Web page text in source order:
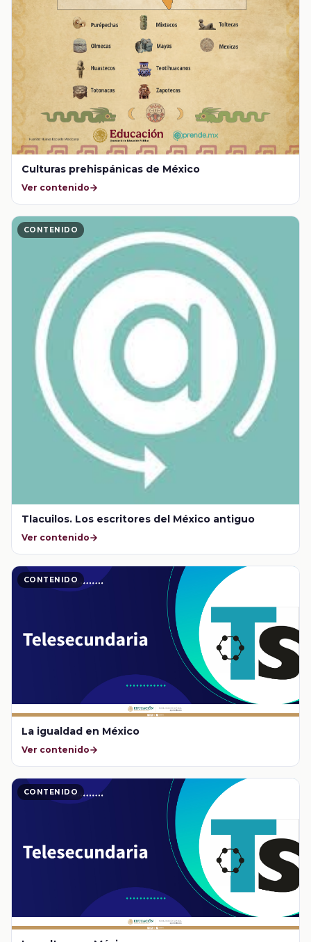
Culturas prehispánicas de México
Ver contenido
CONTENIDO
Tlacuilos. Los escritores del México antiguo
Ver contenido
CONTENIDO
La igualdad en México
Ver contenido
CONTENIDO